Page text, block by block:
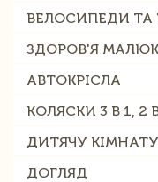
ВЕЛОСИПЕДИ ТА
ЗДОРОВ'Я
АВТОКРІСЛА
КОЛЯСКИ 3 В 1, 2
ДИТЯЧУ КІМНАТУ
ДОГЛЯД